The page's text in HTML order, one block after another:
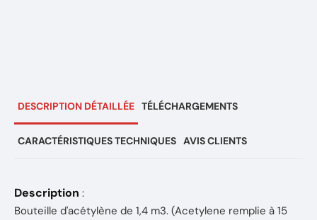
DESCRIPTION DÉTAILLÉE TÉLÉCHARGEMENTS
CARACTÉRISTIQUES TECHNIQUES AVIS CLIENTS
Description :
Bouteille d'acétylène de 1,4 m3. (Acetylene remplie à 15